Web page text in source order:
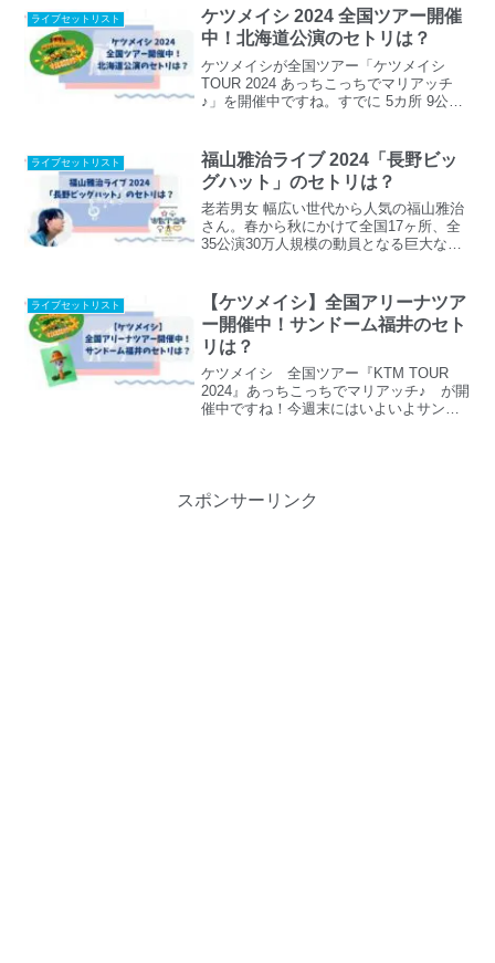
していきたいと思います。
パーアリーナ、10月初めの国立代々木競
技場。そして、10月12日（土）13日
（日）はいよいよマリンメッセ福岡での
公演があります。８年ぶりに開催される
ドリカムのウラワン。セットリストも気
になります！今回は、ドリカムウラワン
想をチェックしていきたいと思います。
ライブセットリスト
ケツメイシ 2024 全国ツアー開催
中！北海道公演のセトリは？
ケツメイシが全国ツアー「ケツメイシ
TOUR 2024 あっちこっちでマリアッチ
♪」を開催中ですね。すでに 5カ所 9公演
ているライブの開催場所は北海道～！気
になるセトリをチェックしてみたいと思
います。
ライブセットリスト
福山雅治ライブ 2024「長野ビッ
グハット」のセトリは？
老若男女 幅広い世代から人気の福山雅治
さん。春から秋にかけて全国17ヶ所、全
35公演30万人規模の動員となる巨大な音
日までに(2024.05.16) ３カ所、７公演終
了しています。どの会場のライブもとて
も盛り上がっていたようです。今週末に
は「長野ビッグハット」でライブが開催
されます。ライブといえば、やはり気に
なるのはセットリストです。というわけ
で、福山雅治さんのライブのセトリをチ
ェックしていきたいと思います。
ライブセットリスト
【ケツメイシ】全国アリーナツア
ー開催中！サンドーム福井のセト
リは？
ケツメイシ 全国ツアー『KTM TOUR
2024』あっちこっちでマリアッチ♪ が開
催中ですね！今週末にはいよいよサンド
スポンサーリンク